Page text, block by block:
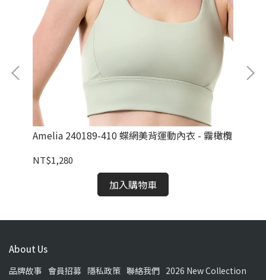
Amelia 240189-410 蝶網美背運動內衣 - 霧橄欖
NT$1,280
加入購物車
About Us
品牌故事 會員招募 隱私政策 聯絡我們 2026 New Collection